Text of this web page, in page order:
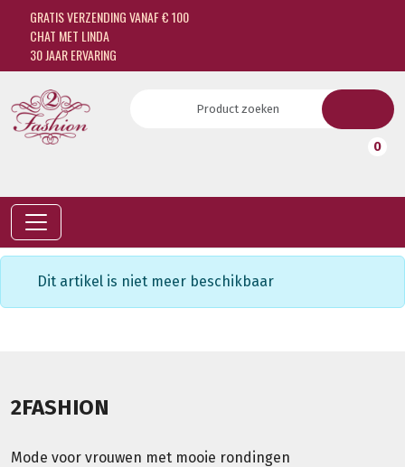
GRATIS VERZENDING VANAF € 100
CHAT MET LINDA
30 JAAR ERVARING
0
Dit artikel is niet meer beschikbaar
2FASHION
Mode voor vrouwen met mooie rondingen